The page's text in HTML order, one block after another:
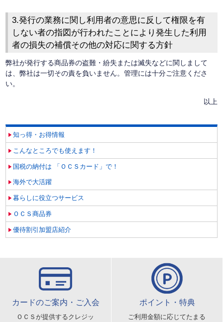
3.発行の業務に関し利用者の意思に反して権限を有
しない者の指図が行われたことにより発生した利用
者の損失の補償その他の対応に関する方針
弊社が発行する商品券の盗難・紛失または滅失などに関しまして
は、弊社は一切その責を負いません。管理には十分ご注意くださ
い。
以上
知っ得・お得情報
こんなところでも使えます！
国税の納付は 「ＯＣＳカード」で！
海外で大活躍
暮らしに役立つサービス
ＯＣＳ商品券
優待割引加盟店紹介
カードのご案内・ご入会
ＯＣＳが提供するクレジッ
ポイント・特典
ご利用金額に応じてたまる